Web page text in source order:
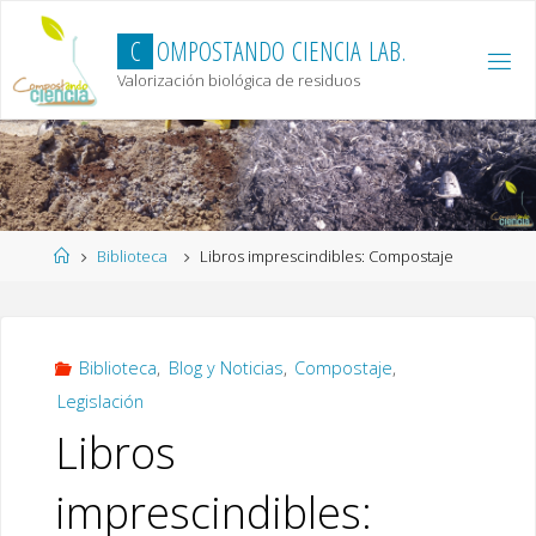
content
C OMPOSTANDO CIENCIA LAB.
Valorización biológica de residuos
HomeBiblioteca Libros imprescindibles: Compostaje
Biblioteca, Blog y Noticias, Compostaje,
Legislación
Libros
imprescindibles: